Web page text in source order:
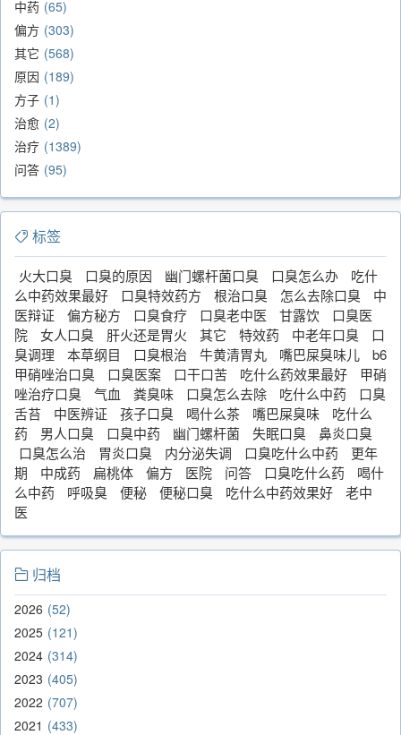
中药 65
偏方 303
其它 568
原因 189
方子 1
治愈 2
治疗 1389
问答 95
标签
火大口臭 口臭的原因 幽门螺杆菌口臭 口臭怎么办
吃什
么中药效果最好
口臭特效药方 根治口臭 怎么去除口臭
中
医辩证
偏方秘方 口臭食疗 口臭老中医 甘露饮
口臭医
院
女人口臭 肝火还是胃火 其它 特效药 中老年口臭
口
臭调理
本草纲目 口臭根治 牛黄清胃丸 嘴巴屎臭味儿
b6
甲硝唑治口臭
口臭医案 口干口苦 吃什么药效果最好
甲硝
唑治疗口臭
气血 粪臭味 口臭怎么去除 吃什么中药
口臭
舌苔
中医辨证 孩子口臭 喝什么茶 嘴巴屎臭味
吃什么
药
男人口臭 口臭中药 幽门螺杆菌 失眠口臭
鼻炎口臭
口臭怎么治
胃炎口臭 内分泌失调 口臭吃什么中药
更年
期
中成药 扁桃体 偏方 医院 问答 口臭吃什么药
喝什
么中药
呼吸臭 便秘 便秘口臭 吃什么中药效果好
老中
医
归档
2026 52
2025 121
2024 314
2023 405
2022 707
2021
433